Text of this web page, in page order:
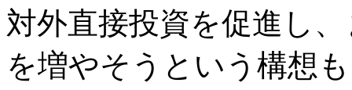
対外直接投資を促進し
を増やそうという構想